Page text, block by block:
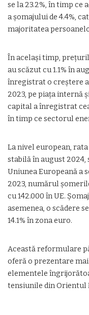
se la 23.2%, în timp ce
a șomajului de 4.4%,
majoritatea
În același timp,
au scăzut cu 1.1% în
înregistrat o creștere
2023, pe piața internă
capital a înregistrat
în timp ce sectorul
La nivel european,
stabilă în august 2024,
Uniunea Europeană a
2023, numărul
cu 142.000 în UE.
asemenea, o scădere
14.1% în zona euro.
Această reformulare
oferă o prezentare
elementele
tensiunile din Orientul